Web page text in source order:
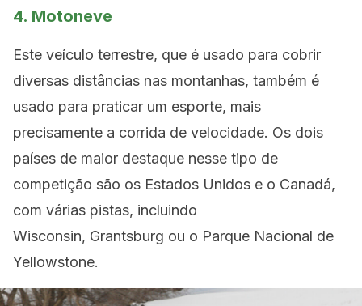
4. Motoneve
Este veículo terrestre, que é usado para cobrir
diversas distâncias nas montanhas, também é
usado para praticar um esporte, mais
precisamente a corrida de velocidade. Os dois
países de maior destaque nesse tipo de
competição são os Estados Unidos e o Canadá,
com várias pistas, incluindo
Wisconsin, Grantsburg ou o Parque Nacional de
Yellowstone.